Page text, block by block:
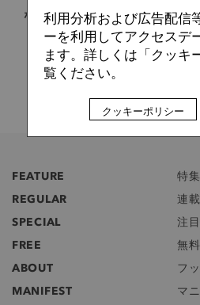
なぜナーゲルスマンのポゼッショ
FEATURE
特集
REGULAR
連載
SPECIAL
注
FREE
無
ABOUT
フ
MANIFEST
マ
利用分析および広告配信
ーを利用してアクセスデ
ます。詳しくは「クッキ
覧ください。
クッキーポリシー